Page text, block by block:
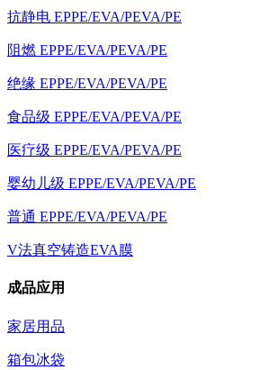
抗静电 EPPE/EVA/PEVA/PE
阻燃 EPPE/EVA/PEVA/PE
绝缘 EPPE/EVA/PEVA/PE
食品级 EPPE/EVA/PEVA/PE
医疗级 EPPE/EVA/PEVA/PE
婴幼儿级 EPPE/EVA/PEVA/PE
普通 EPPE/EVA/PEVA/PE
V法真空铸造EVA膜
成品应用
家居用品
箱包冰袋